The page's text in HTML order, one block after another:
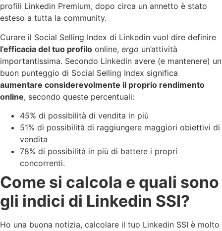
profili Linkedin Premium, dopo circa un annetto è stato
esteso a tutta la community.
Curare il Social Selling Index di Linkedin vuol dire definire
l’efficacia del tuo profilo online, ergo un’attività
importantissima. Secondo Linkedin avere (e mantenere) un
buon punteggio di Social Selling Index significa
aumentare considerevolmente il proprio rendimento
online, secondo queste percentuali:
45% di possibilità di vendita in più
51% di possibilità di raggiungere maggiori obiettivi di
vendita
78% di possibilità in più di battere i propri
concorrenti.
Come si calcola e quali sono
gli indici di Linkedin SSI?
Ho una buona notizia, calcolare il tuo Linkedin SSI è molto